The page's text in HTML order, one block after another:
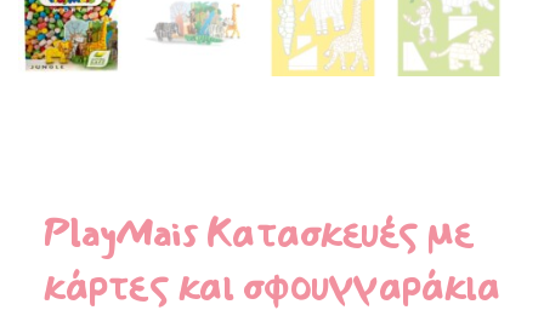
PlayMais Κατασκευές με
κάρτες και σφουγγαράκια